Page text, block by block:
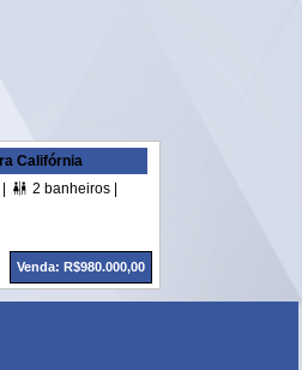
Califórnia
 2 banheiros |
Venda: R$980.000,00